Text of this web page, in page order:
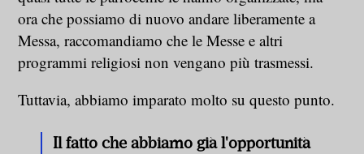
ora che possiamo di nuovo andare liberamente a
Messa, raccomandiamo che le Messe e altri
programmi religiosi non vengano più trasmessi.
Tuttavia, abbiamo imparato molto su questo punto.
Il fatto che abbiamo già l'opportunità